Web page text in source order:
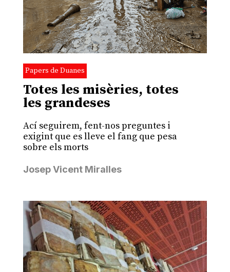
Papers de Duanes
Totes les misèries, totes
les grandeses
Ací seguirem, fent-nos preguntes i
exigint que es lleve el fang que pesa
sobre els morts
Josep Vicent Miralles